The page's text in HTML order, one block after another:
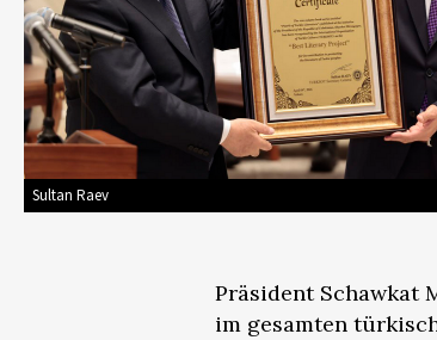
Sultan Raev
Präsident Schawkat
im gesamten